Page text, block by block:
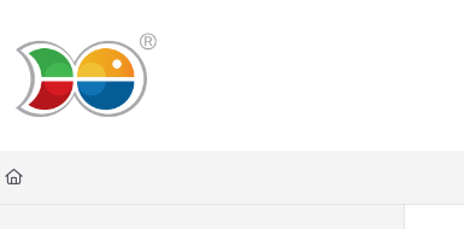
Fetch the complete documentation index at:
Use this file to discover all available pages before exploring further.